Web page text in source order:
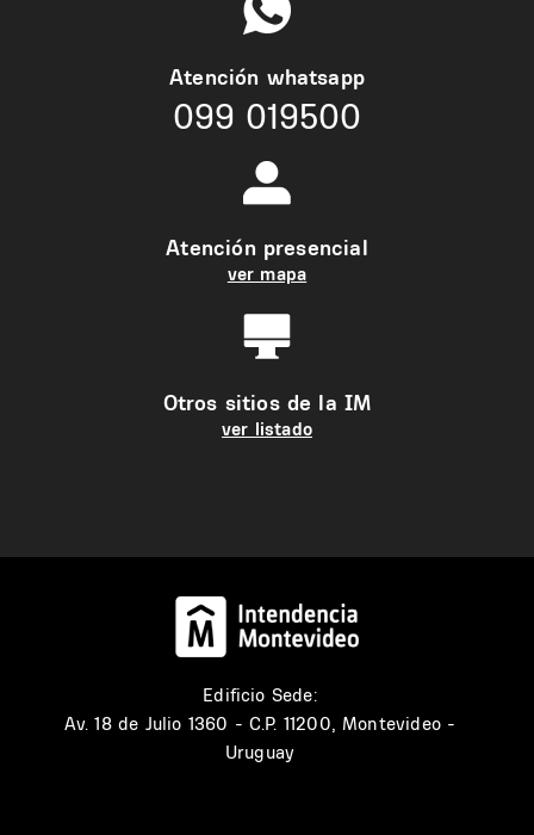
Atención whatsapp
099 019500
Atención presencial
ver mapa
Otros sitios de la IM
ver listado
Edificio Sede:
Av. 18 de Julio 1360 - C.P. 11200, Montevideo -
Uruguay